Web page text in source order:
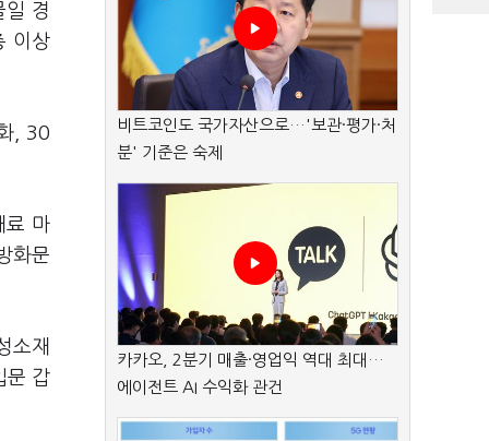
일 경
이상
, 30
료 마
화문
소재
문 갑
비트코인도 국가자산으로…'보관·평가·처
분' 기준은 숙제
카카오, 2분기 매출·영업익 역대 최대…
에이전트 AI 수익화 관건